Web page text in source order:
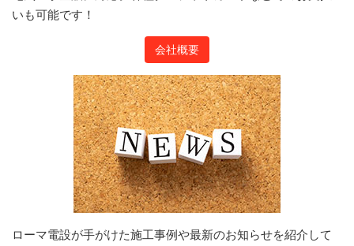
いも可能です！
会社概要
ローマ電設が手がけた施工事例や最新のお知らせを紹介して